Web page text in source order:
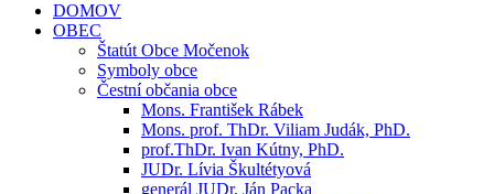
DOMOV
OBEC
Štatút Obce Močenok
Symboly obce
Čestní občania obce
Mons. František Rábek
Mons. prof. ThDr. Viliam Judák, PhD.
prof.ThDr. Ivan Kútny, PhD.
JUDr. Lívia Škultétyová
generál JUDr. Ján Packa